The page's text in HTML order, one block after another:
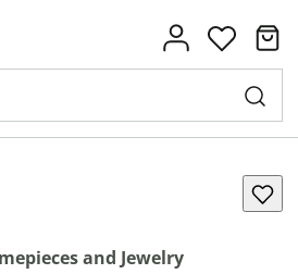
and Jewelry